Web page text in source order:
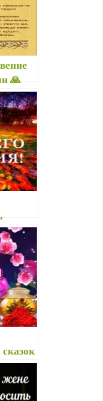
🙏
день,